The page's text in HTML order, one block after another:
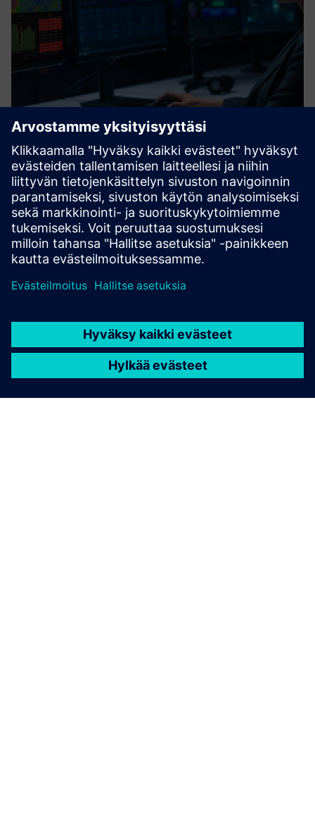
Promaps Realtime
Ohjelmisto laskee ja ennustaa riskitason jatkuvasti
korostaen mitä tahansa
vaaratilanteet, joista liikenteenharjoittajien on oltava
tietoisia.
Lue lisää